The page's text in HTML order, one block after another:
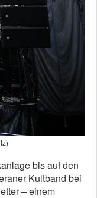
bis auf den
Kultband bei
– einem